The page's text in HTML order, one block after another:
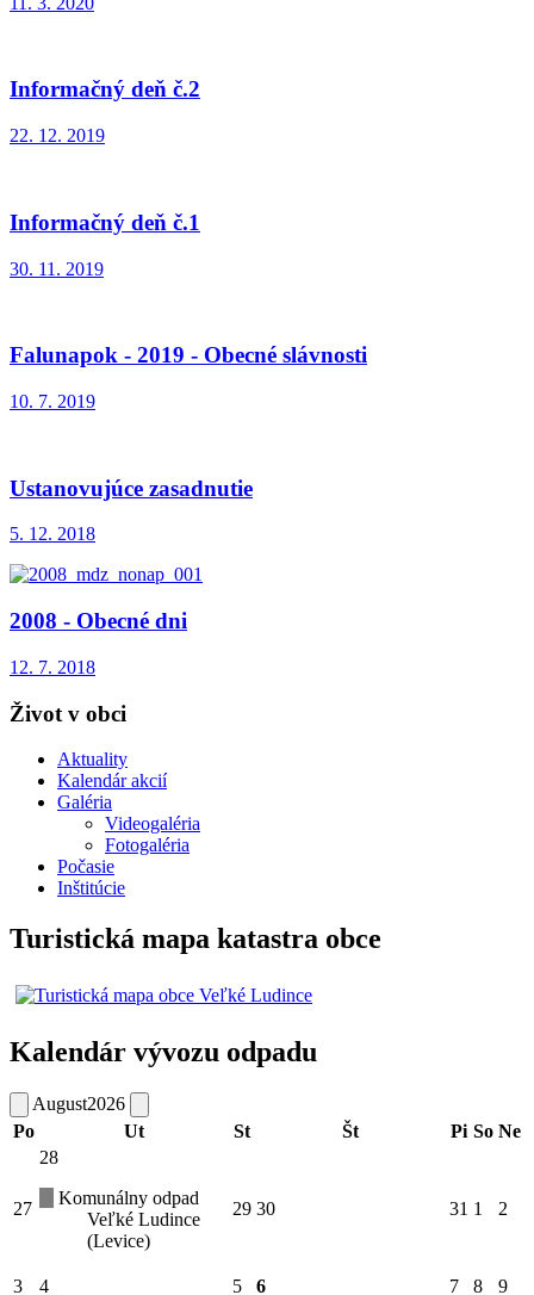
Informačný deň č.2
22. 12. 2019
Informačný deň č.1
30. 11. 2019
Falunapok - 2019 - Obecné slávnosti
10. 7. 2019
Ustanovujúce zasadnutie
5. 12. 2018
2008 - Obecné dni
12. 7. 2018
Život v obci
Aktuality
Kalendár akcií
Galéria
Videogaléria
Fotogaléria
Počasie
Inštitúcie
Turistická mapa katastra obce
Kalendár vývozu odpadu
August2026
Po
Ut St Št Pi So Ne
27
28
Komunálny odpad
Veľké Ludince
(Levice)
29 30 31 1 2
3 4 5 6 7 8 9